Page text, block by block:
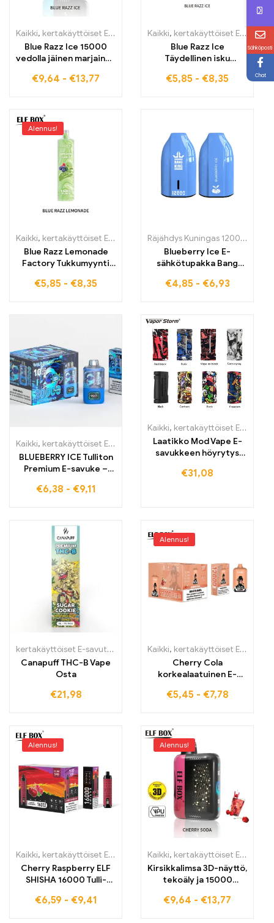
Kaikki, kertakäyttöiset E-savut Kertakäyttöiset sähkötupakat Viro
Blue Razz Ice 15000
vedolla jäinen marjainen
laitteella
€9,64 - €13,77
Kaikki, kertakäyttöiset E-savut ,
Blue Razz Ice
Täydellinen isku
vadelmasta jäisen
€5,85 - €8,35
Alennus!
Kaikki, kertakäyttöiset E-savut Kertakäyttöiset sähkötupakat Viro
Blue Razz Lemonade
Factory Tukkumyynti
BOX LS15000
€5,85 - €8,35
Räjähdys Kuningas 12000 Henkäystä
Blueberry Ice E-
sähkötupakka Bang
täydellinen viileisiin
€4,85 - €6,93
Kaikki, kertakäyttöiset E-savut
Kertakäyttöiset sähkötupakat
BLUEBERRY ICE Tulliton
Premium E-savuke –
makeasta mustikasta ja
Dual Mesh
€6,38 - €9,11
Kaikki, kertakäyttöiset E-savut
Laatikko Mod Vape E-
savukkeen höyrytys
Electroii
€31,08
kertakäyttöiset E-savut
,Kertakäyttöiset sähkötupakat Irlanti
Canapuff THC-B Vape
Osta
€21,98
Alennus!
Kaikki, kertakäyttöiset E-savut
Cherry Cola
korkealaatuinen E-
vetomäärällä 12000
€5,45 - €7,78
Alennus!
Kaikki, kertakäyttöiset E-savut Kertakäyttöiset sähkötupakat Viro
Cherry Raspberry ELF
SHISHA 16000 Tulli-
herkullisella kirsikka-
€6,59 - €9,41
Alennus!
Kaikki, kertakäyttöiset E-savut
Kirsikkalimsa 3D-näyttö,
tekoäly ja 15000
PULSE X:ssä
€9,64 - €13,77
Sähköposti
Chat